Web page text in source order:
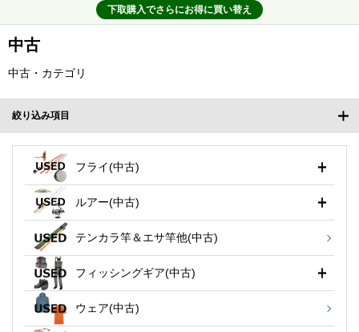
下取購入でさらにお得に買い替え
中古
中古・カテゴリ
絞り込み項目
フライ(中古)
ルアー(中古)
テンカラ竿＆エサ竿他(中古)
フィッシングギア(中古)
ウェア(中古)